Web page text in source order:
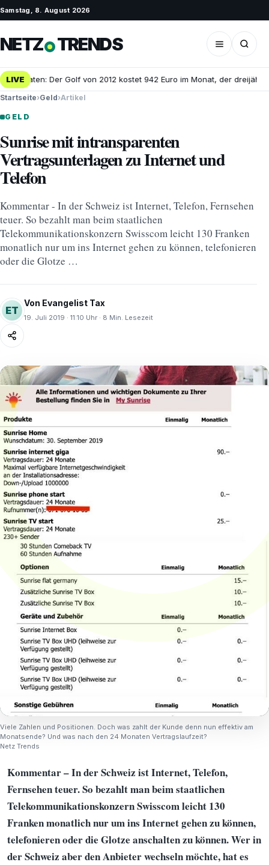
Samstag, 8. August 2026
NETZ TRENDS
LIVE Der Golf von 2012 kostet 942 Euro im Monat, der dreijährige
Startseite›Geld›Artikel
GELD
Sunrise mit intransparenten
Vertragsunterlagen zu Internet und
Telefon
Kommentar - In der Schweiz ist Internet, Telefon, Fernsehen
teuer. So bezahlt man beim staatlichen
Telekommunikationskonzern Swisscom leicht 130 Franken
monatlich nur um ins Internet gehen zu können, telefonieren
oder die Glotze …
ET
Von Evangelist Tax
19. Juli 2019 · 11:10 Uhr · 8 Min. Lesezeit
Viele Zahlen und Positionen. Doch was zahlt der Kunde denn nun effektiv am
Monatsende? Und was nach den 24 Monaten Vertragslaufzeit?
Netz Trends
Kommentar – In der Schweiz ist Internet, Telefon,
Fernsehen teuer. So bezahlt man beim staatlichen
Telekommunikationskonzern Swisscom leicht 130
Franken monatlich nur um ins Internet gehen zu können,
telefonieren oder die Glotze anschalten zu können. Wer in
der Schweiz aber den Anbieter wechseln möchte, hat es